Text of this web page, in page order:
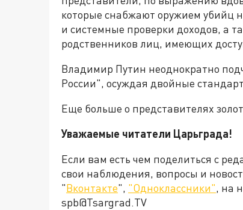
которые снабжают оружием убийц
и системные проверки доходов, а
родственников лиц, имеющих
Владимир Путин неоднократно
России", осуждая двойные
Еще больше о представителях
Уважаемые читатели Царьграда!
Если вам есть чем поделиться с
свои наблюдения, вопросы и
"Вконтакте", "Одноклассники", на
spb@Tsargrad.TV